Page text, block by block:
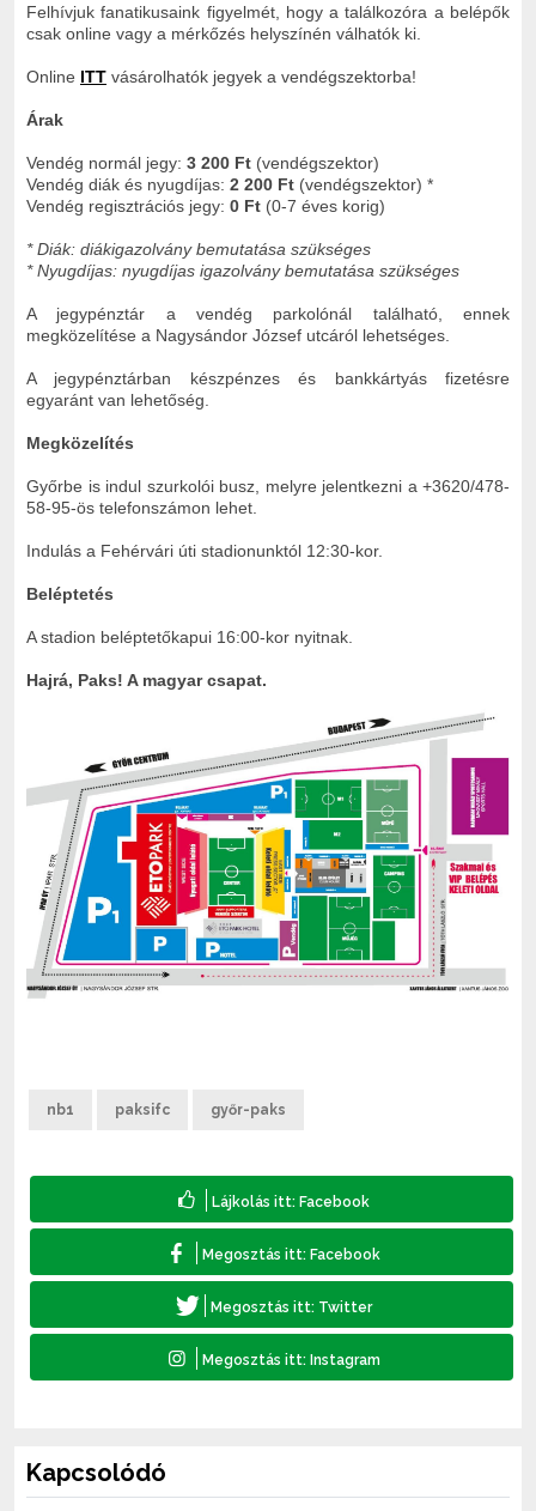
Felhívjuk fanatikusaink figyelmét, hogy a találkozóra a belépők
csak online vagy a mérkőzés helyszínén válhatók ki.
Online ITT vásárolhatók jegyek a vendégszektorba!
Árak
Vendég normál jegy: 3 200 Ft (vendégszektor)
Vendég diák és nyugdíjas: 2 200 Ft (vendégszektor) *
Vendég regisztrációs jegy: 0 Ft (0-7 éves korig)
* Diák: diákigazolvány bemutatása szükséges
* Nyugdíjas: nyugdíjas igazolvány bemutatása szükséges
A jegypénztár a vendég parkolónál található, ennek
megközelítése a Nagysándor József utcáról lehetséges.
A jegypénztárban készpénzes és bankkártyás fizetésre
egyaránt van lehetőség.
Megközelítés
Győrbe is indul szurkolói busz, melyre jelentkezni a +3620/478-
58-95-ös telefonszámon lehet.
Indulás a Fehérvári úti stadionunktól 12:30-kor.
Beléptetés
A stadion beléptetőkapui 16:00-kor nyitnak.
Hajrá, Paks! A magyar csapat.
nb1 paksifc győr-paks
Kapcsolódó